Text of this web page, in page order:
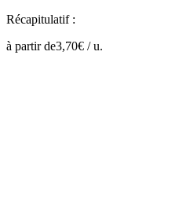
Récapitulatif :
à partir de3,70€ /u.